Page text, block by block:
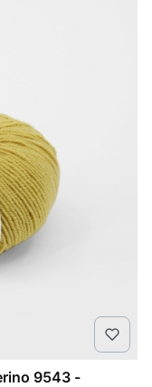
9543 -